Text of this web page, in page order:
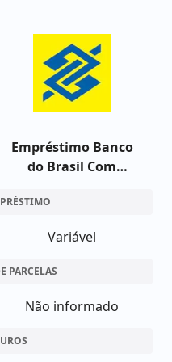
Empréstimo Banco
do Brasil Com
Variável
PARCELAS
Não informado